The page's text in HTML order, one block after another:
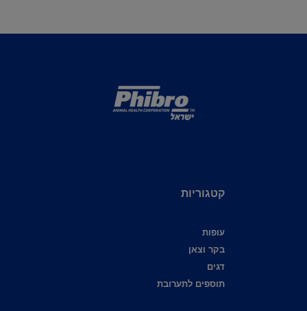
קטגוריות
עופות
בקר וצאן
דגים
תוספים לתערובת